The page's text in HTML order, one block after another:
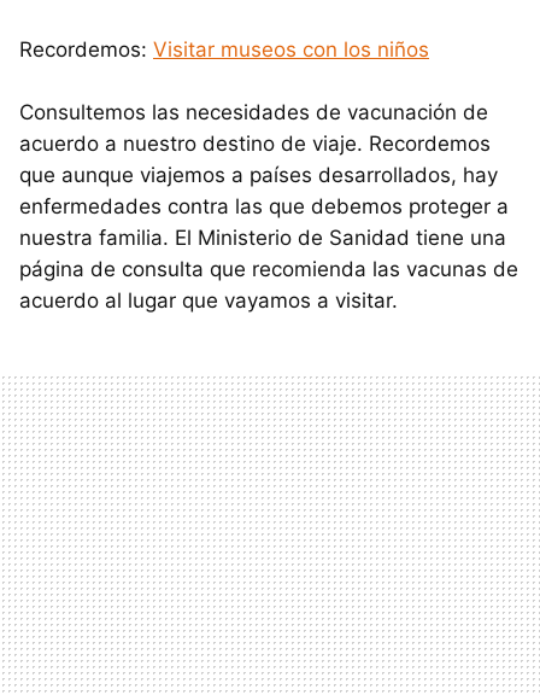
Recordemos: Visitar museos con los niños
Consultemos las necesidades de vacunación de
acuerdo a nuestro destino de viaje. Recordemos
que aunque viajemos a países desarrollados, hay
enfermedades contra las que debemos proteger a
nuestra familia. El Ministerio de Sanidad tiene una
página de consulta que recomienda las vacunas de
acuerdo al lugar que vayamos a visitar.